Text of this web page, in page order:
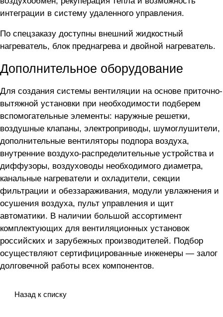
интеграции в систему удаленного управления.
По спецзаказу доступны внешний жидкостный
нагреватель, блок преднагрева и двойной нагреватель.
Дополнительное оборудование
Для создания системы вентиляции на основе приточно-
вытяжной установки при необходимости подберем
вспомогательные элементы: наружные решетки,
воздушные клапаны, электроприводы, шумоглушители,
дополнительные вентиляторы подпора воздуха,
внутренние воздухо-распределительные устройства и
диффузоры, воздуховоды необходимого диаметра,
канальные нагреватели и охладители, секции
фильтрации и обеззараживания, модули увлажнения и
осушения воздуха, пульт управления и щит
автоматики. В наличии большой ассортимент
комплектующих для вентиляционных установок
российских и зарубежных производителей. Подбор
осуществляют сертифицированные инженеры — залог
долговечной работы всех компонентов.
Назад к списку